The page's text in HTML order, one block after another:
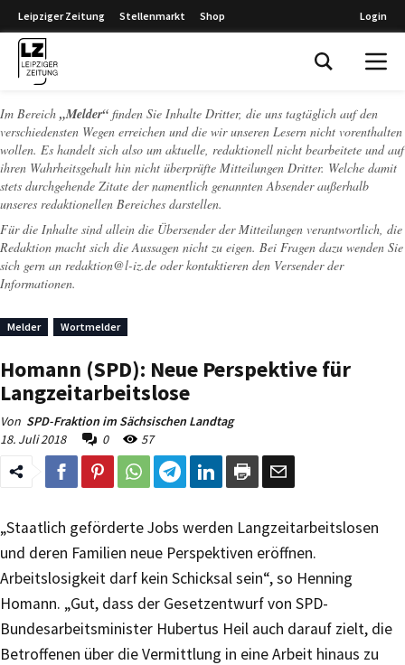
Leipziger Zeitung Stellenmarkt Shop Login
Im Bereich „Melder“ finden Sie Inhalte Dritter, die uns tagtäglich auf den
verschiedensten Wegen erreichen und die wir unseren Lesern nicht vorenthalten
wollen. Es handelt sich also um aktuelle, redaktionell nicht bearbeitete und auf
ihren Wahrheitsgehalt hin nicht überprüfte Mitteilungen Dritter. Welche damit
stets durchgehende Zitate der namentlich genannten Absender außerhalb
unseres redaktionellen Bereiches darstellen.
Für die Inhalte sind allein die Übersender der Mitteilungen verantwortlich, die
Redaktion macht sich die Aussagen nicht zu eigen. Bei Fragen dazu wenden Sie
sich gern an redaktion@l-iz.de oder kontaktieren den Versender der
Informationen.
Melder Wortmelder
Homann (SPD): Neue Perspektive für
Langzeitarbeitslose
Von SPD-Fraktion im Sächsischen Landtag
18. Juli 2018
0 57
„Staatlich geförderte Jobs werden Langzeitarbeitslosen
und deren Familien neue Perspektiven eröffnen.
Arbeitslosigkeit darf kein Schicksal sein“, so Henning
Homann. „Gut, dass der Gesetzentwurf von SPD-
Bundesarbeitsminister Hubertus Heil auch darauf zielt, die
Betroffenen über die Vermittlung in eine Arbeit hinaus zu